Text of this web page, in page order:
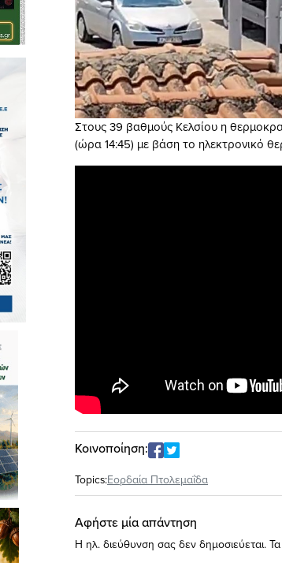
Στους 39 βαθμούς Κελσίου η
(ώρα 14:45) με βάση το ηλεκτρονικό
Κοινοποίηση:
Topics:Εορδαία Πτολεμαΐδα
Αφήστε μία απάντηση
Η ηλ. διεύθυνση σας δεν δημοσιεύεται.